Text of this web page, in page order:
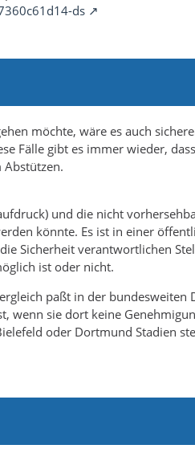
ds
möchte, wäre es auch
Fälle gibt es immer wieder,
und die nicht
könnte. Es ist in einer
Sicherheit verantwortlichen
ist oder nicht.
paßt in der
wenn sie dort keine
oder Dortmund Stadien